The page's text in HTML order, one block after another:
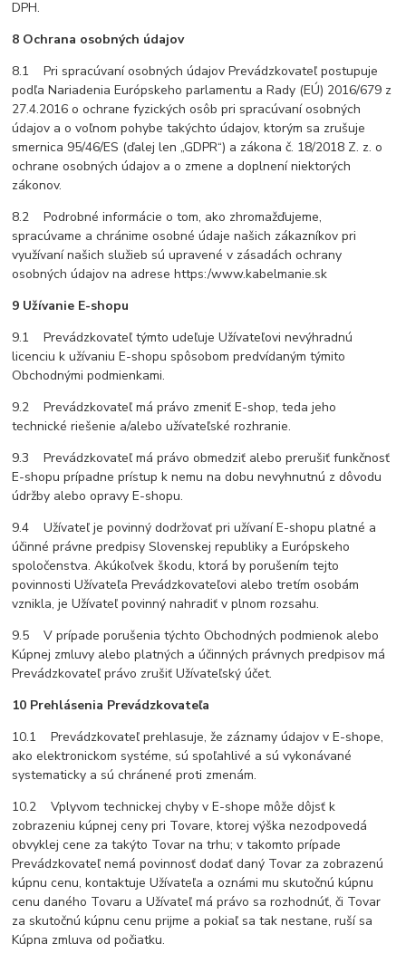
DPH.
8 Ochrana osobných údajov
8.1 Pri spracúvaní osobných údajov Prevádzkovateľ postupuje
podľa Nariadenia Európskeho parlamentu a Rady (EÚ) 2016/679 z
27.4.2016 o ochrane fyzických osôb pri spracúvaní osobných
údajov a o voľnom pohybe takýchto údajov, ktorým sa zrušuje
smernica 95/46/ES (ďalej len „GDPR“) a zákona č. 18/2018 Z. z. o
ochrane osobných údajov a o zmene a doplnení niektorých
zákonov.
8.2 Podrobné informácie o tom, ako zhromažďujeme,
spracúvame a chránime osobné údaje našich zákazníkov pri
využívaní našich služieb sú upravené v zásadách ochrany
osobných údajov na adrese https:/www.kabelmanie.sk
9 Užívanie E-shopu
9.1 Prevádzkovateľ týmto udeľuje Užívateľovi nevýhradnú
licenciu k užívaniu E-shopu spôsobom predvídaným týmito
Obchodnými podmienkami.
9.2 Prevádzkovateľ má právo zmeniť E-shop, teda jeho
technické riešenie a/alebo užívateľské rozhranie.
9.3 Prevádzkovateľ má právo obmedziť alebo prerušiť funkčnosť
E-shopu prípadne prístup k nemu na dobu nevyhnutnú z dôvodu
údržby alebo opravy E-shopu.
9.4 Užívateľ je povinný dodržovať pri užívaní E-shopu platné a
účinné právne predpisy Slovenskej republiky a Európskeho
spoločenstva. Akúkoľvek škodu, ktorá by porušením tejto
povinnosti Užívateľa Prevádzkovateľovi alebo tretím osobám
vznikla, je Užívateľ povinný nahradiť v plnom rozsahu.
9.5 V prípade porušenia týchto Obchodných podmienok alebo
Kúpnej zmluvy alebo platných a účinných právnych predpisov má
Prevádzkovateľ právo zrušiť Užívateľský účet.
10 Prehlásenia Prevádzkovateľa
10.1 Prevádzkovateľ prehlasuje, že záznamy údajov v E-shope,
ako elektronickom systéme, sú spoľahlivé a sú vykonávané
systematicky a sú chránené proti zmenám.
10.2 Vplyvom technickej chyby v E-shope môže dôjsť k
zobrazeniu kúpnej ceny pri Tovare, ktorej výška nezodpovedá
obvyklej cene za takýto Tovar na trhu; v takomto prípade
Prevádzkovateľ nemá povinnosť dodať daný Tovar za zobrazenú
kúpnu cenu, kontaktuje Užívateľa a oznámi mu skutočnú kúpnu
cenu daného Tovaru a Užívateľ má právo sa rozhodnúť, či Tovar
za skutočnú kúpnu cenu prijme a pokiaľ sa tak nestane, ruší sa
Kúpna zmluva od počiatku.